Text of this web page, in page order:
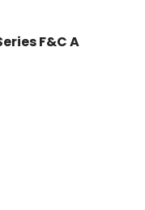
F&C A